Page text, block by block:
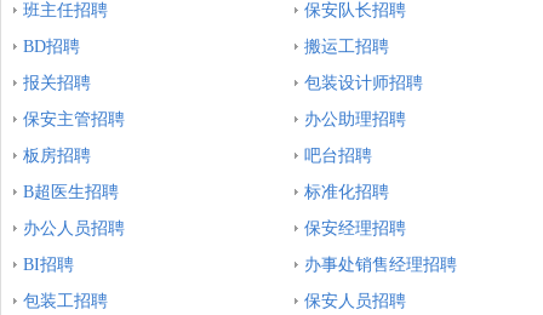
班主任招聘
保安队长招聘
BD招聘
搬运工招聘
报关招聘
包装设计师招聘
保安主管招聘
办公助理招聘
板房招聘
吧台招聘
B超医生招聘
标准化招聘
办公人员招聘
保安经理招聘
BI招聘
办事处销售经理招聘
包装工招聘
保安人员招聘